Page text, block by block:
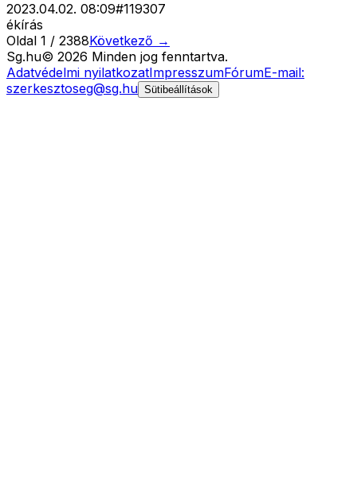
2023.04.02. 08:09#119307
ékírás
Oldal 1 / 2388Következő →
Sg.hu© 2026 Minden jog fenntartva.
Adatvédelmi nyilatkozatImpresszumFórumE-mail:
szerkesztoseg@sg.hu Sütibeállítások